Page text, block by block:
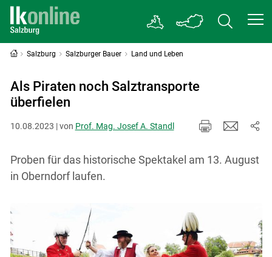
Salzburg Salzburger Bauer Land und Leben
Als Piraten noch Salztransporte
überfielen
10.08.2023 | von Prof. Mag. Josef A. Standl
Proben für das historische Spektakel am 13. August
in Oberndorf laufen.